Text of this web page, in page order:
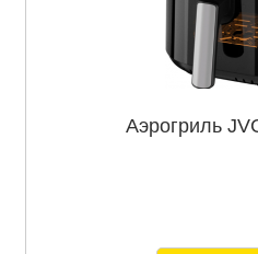
Аэрогриль